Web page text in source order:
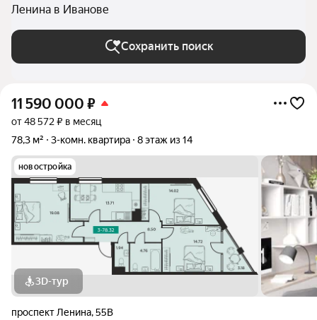
Ленина в Иванове
Сохранить поиск
11 590 000 ₽
от 48 572 ₽ в месяц
78,3 м²
3-комн. квартира 8 этаж из 14
новостройка
3D-тур
проспект Ленина,55В